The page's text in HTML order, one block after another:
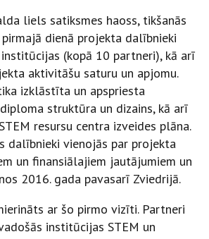
liels satiksmes haoss, tikšanās
dienā projekta dalībnieki
(kopā 10 partneri), kā arī
aktivitāšu saturu un apjomu.
izklāstīta un apspriesta
struktūra un dizains, kā arī
resursu centra izveides plāna.
dalībnieki vienojās par projekta
un finansiālajiem jautājumiem un
2016. gada pavasarī Zviedrijā.
ar šo pirmo vizīti. Partneri
institūcijas STEM un